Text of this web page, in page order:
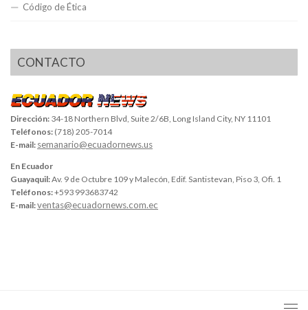
Código de Ética
CONTACTO
Dirección: 34-18 Northern Blvd, Suite 2/6B, Long Island City, NY 11101
Teléfonos: (718) 205-7014
E-mail: semanario@ecuadornews.us
En Ecuador
Guayaquil:Av. 9 de Octubre 109 y Malecón, Edif. Santistevan, Piso 3, Ofi. 1
Teléfonos:+593 993683742
E-mail:ventas@ecuadornews.com.ec